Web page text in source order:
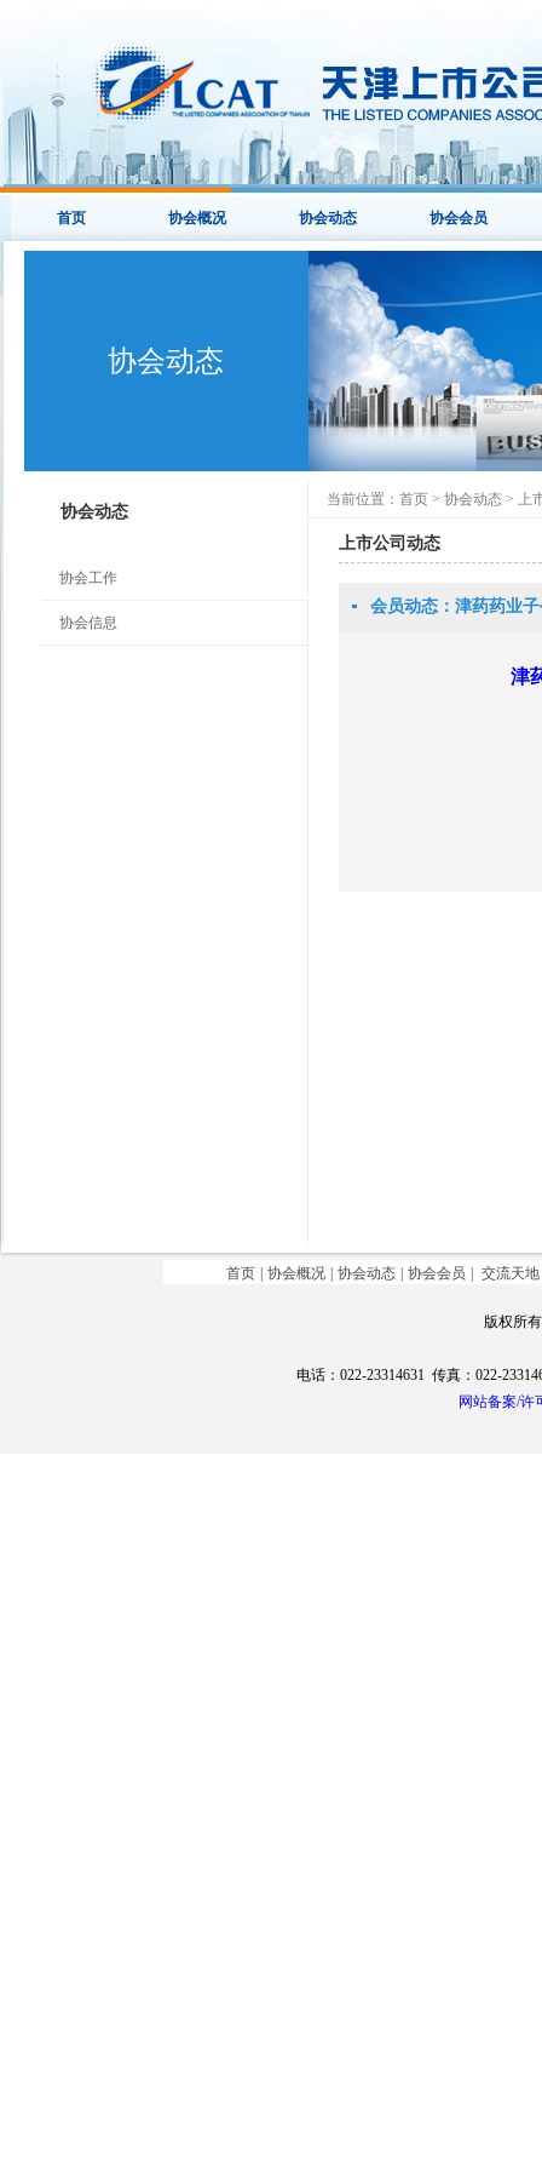
首页 协会概况 协会动态 协会会员
协会动态
协会动态
协会工作
协会信息
当前位置： 首页 > 协会动态 > 上
上市公司动态
会员动态：津药药业
津